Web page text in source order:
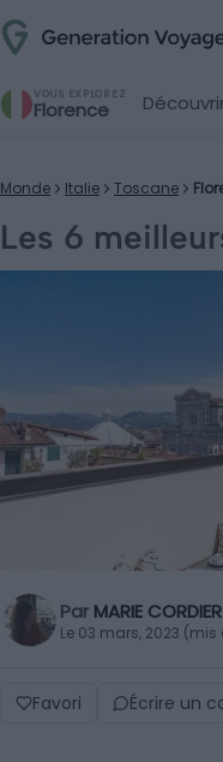
VOUS EXPLOREZ
Florence
Monde Italie Toscane
Les 6
Par MARIE CORDIER
Le 03 mars, 2023
Favori Écrire un